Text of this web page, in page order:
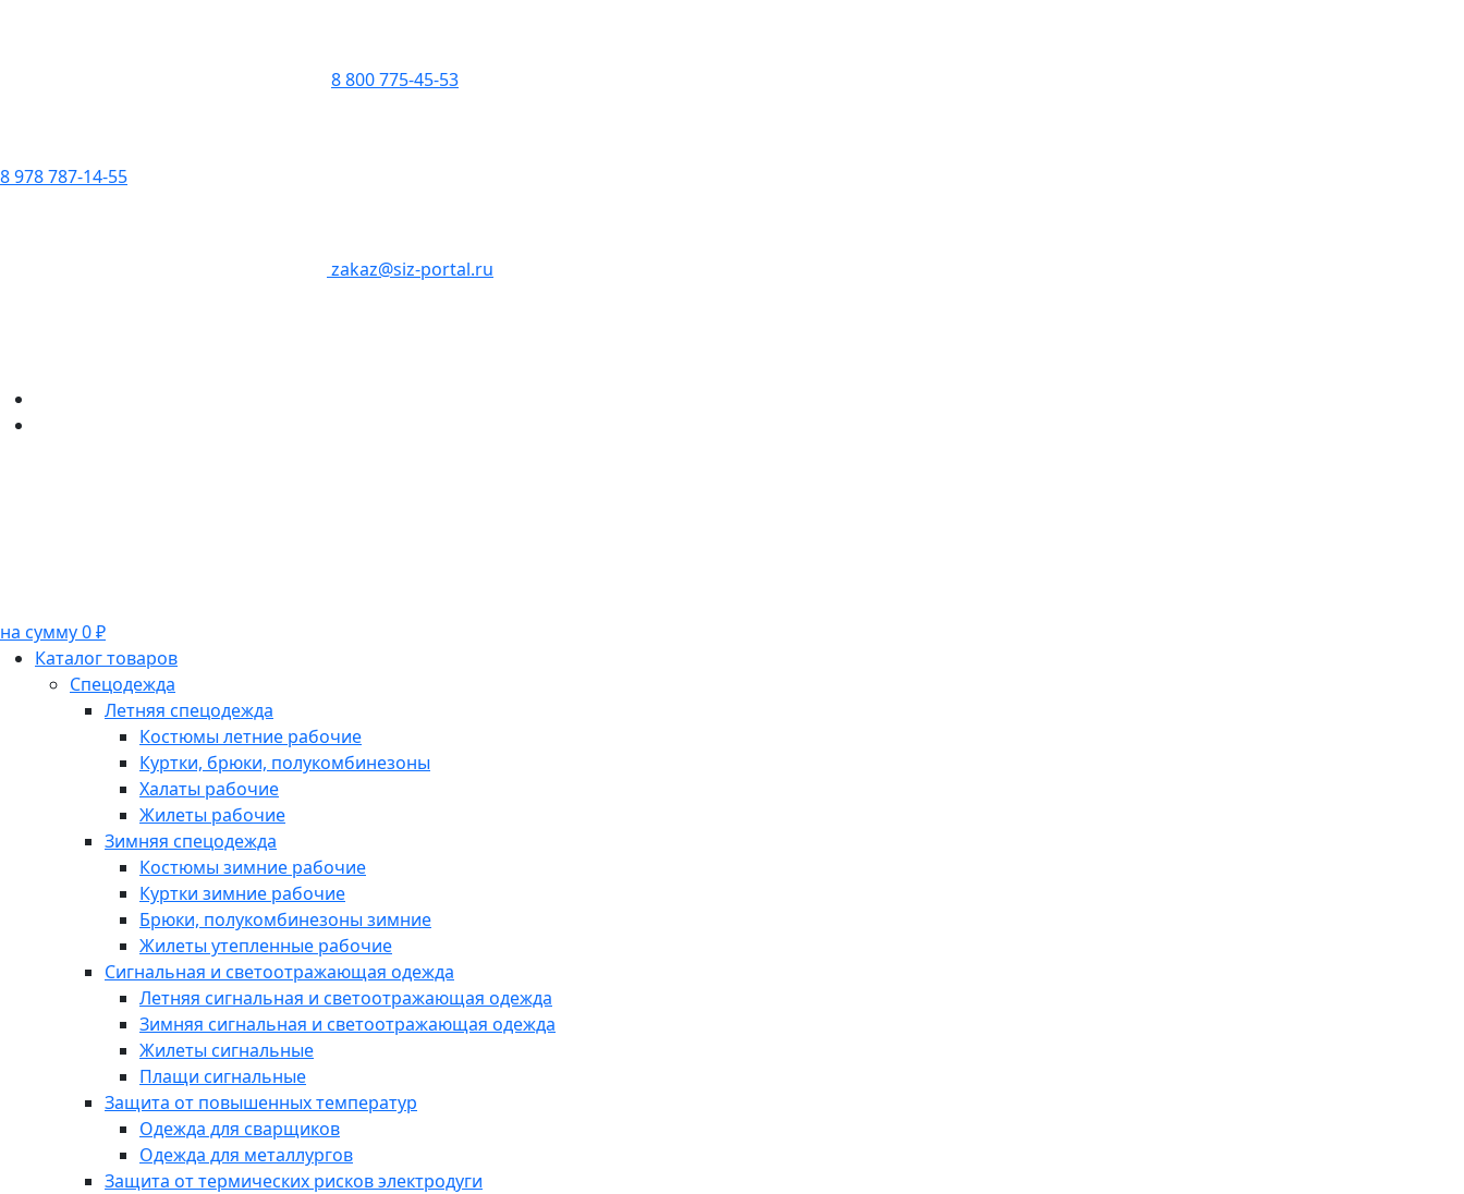
8 800 775-45-53
8 978 787-14-55
zakaz@siz-portal.ru
на сумму 0 ₽
Каталог товаров
Спецодежда
Летняя спецодежда
Костюмы летние рабочие
Куртки, брюки, полукомбинезоны
Халаты рабочие
Жилеты рабочие
Зимняя спецодежда
Костюмы зимние рабочие
Куртки зимние рабочие
Брюки, полукомбинезоны зимние
Жилеты утепленные рабочие
Сигнальная и светоотражающая одежда
Летняя сигнальная и светоотражающая одежда
Зимняя сигнальная и светоотражающая одежда
Жилеты сигнальные
Плащи сигнальные
Защита от повышенных температур
Одежда для сварщиков
Одежда для металлургов
Защита от термических рисков электродуги